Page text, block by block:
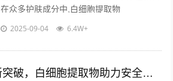
在众多护肤成分中,白细胞提取物
（Leukocyte Extract）凭借其独特的生物学
2025-09-04 6.4W+
敏感肌专属防晒新突破，白细胞提取物助力安全防护